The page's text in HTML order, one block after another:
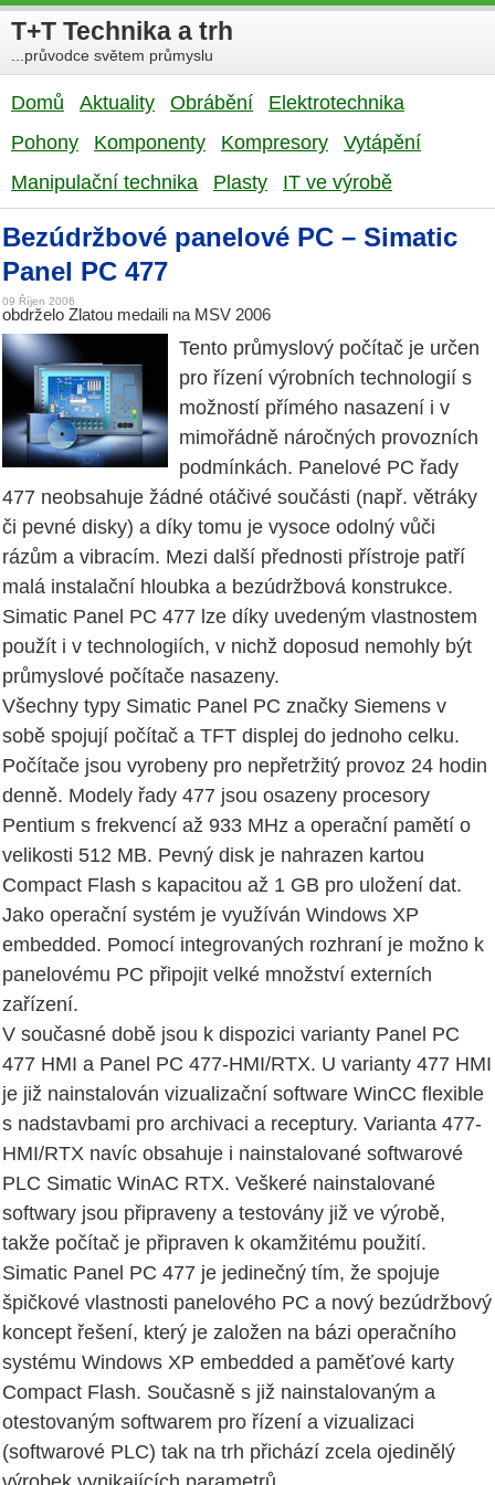
T+T Technika a trh
...průvodce světem průmyslu
Domů Aktuality Obrábění
Elektrotechnika
Pohony
Komponenty Kompresory
Vytápění
Manipulační technika
Plasty IT ve výrobě
Bezúdržbové panelové PC – Simatic
Panel PC 477
09 Říjen 2006
obdrželo Zlatou medaili na MSV 2006
Tento průmyslový počítač je určen
pro řízení výrobních technologií s
možností přímého nasazení i v
mimořádně náročných provozních
podmínkách. Panelové PC řady
477 neobsahuje žádné otáčivé součásti (např. větráky
či pevné disky) a díky tomu je vysoce odolný vůči
rázům a vibracím. Mezi další přednosti přístroje patří
malá instalační hloubka a bezúdržbová konstrukce.
Simatic Panel PC 477 lze díky uvedeným vlastnostem
použít i v technologiích, v nichž doposud nemohly být
průmyslové počítače nasazeny.
Všechny typy Simatic Panel PC značky Siemens v
sobě spojují počítač a TFT displej do jednoho celku.
Počítače jsou vyrobeny pro nepřetržitý provoz 24 hodin
denně. Modely řady 477 jsou osazeny procesory
Pentium s frekvencí až 933 MHz a operační pamětí o
velikosti 512 MB. Pevný disk je nahrazen kartou
Compact Flash s kapacitou až 1 GB pro uložení dat.
Jako operační systém je využíván Windows XP
embedded. Pomocí integrovaných rozhraní je možno k
panelovému PC připojit velké množství externích
zařízení.
V současné době jsou k dispozici varianty Panel PC
477 HMI a Panel PC 477-HMI/RTX. U varianty 477 HMI
je již nainstalován vizualizační software WinCC flexible
s nadstavbami pro archivaci a receptury. Varianta 477-
HMI/RTX navíc obsahuje i nainstalované softwarové
PLC Simatic WinAC RTX. Veškeré nainstalované
softwary jsou připraveny a testovány již ve výrobě,
takže počítač je připraven k okamžitému použití.
Simatic Panel PC 477 je jedinečný tím, že spojuje
špičkové vlastnosti panelového PC a nový bezúdržbový
koncept řešení, který je založen na bázi operačního
systému Windows XP embedded a paměťové karty
Compact Flash. Současně s již nainstalovaným a
otestovaným softwarem pro řízení a vizualizaci
(softwarové PLC) tak na trh přichází zcela ojedinělý